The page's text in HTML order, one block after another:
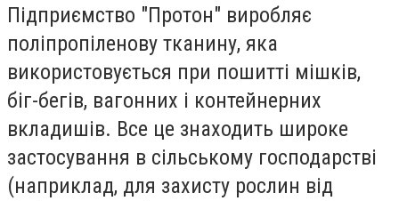
Підприємство "Протон" виробляє
поліпропіленову тканину, яка
використовується при пошитті мішків,
біг-бегів, вагонних і контейнерних
вкладишів. Все це знаходить широке
застосування в сільському господарстві
(наприклад, для захисту рослин від